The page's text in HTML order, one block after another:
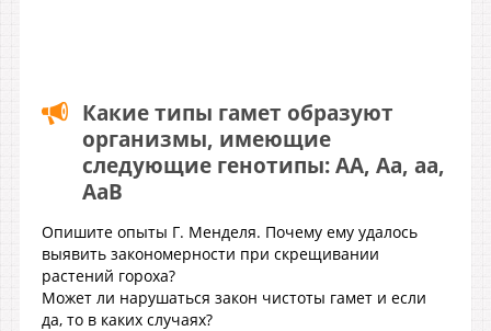
Какие типы гамет образуют
организмы, имеющие
следующие генотипы: АА, Аа, аа,
АаВ
Опишите опыты Г. Менделя. Почему ему удалось
выявить закономерности при скрещивании
растений гороха?
Может ли нарушаться закон чистоты гамет и если
да, то в каких случаях?